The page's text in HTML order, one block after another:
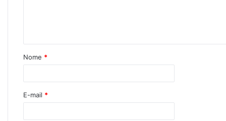
Nome *
E-mail *